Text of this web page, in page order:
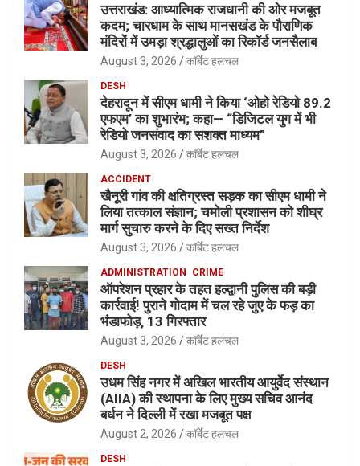
उत्तराखंड: आध्यात्मिक राजधानी की ओर मजबूत
कदम; चारधाम के साथ मानसखंड के पौराणिक
मंदिरों में उमड़ा श्रद्धालुओं का रिकॉर्ड जनसैलाब
August 3, 2026 कॉर्बेट हलचल
DESH
देहरादून में सीएम धामी ने किया ‘ओहो रेडियो 89.2
एफएम’ का शुभारंभ; कहा— “डिजिटल युग में भी
रेडियो जनसंवाद का सशक्त माध्यम”
August 3, 2026 कॉर्बेट हलचल
ACCIDENT
खैनूरी गांव की क्षतिग्रस्त सड़क का सीएम धामी ने
लिया तत्काल संज्ञान; चमोली प्रशासन को शीघ्र
मार्ग सुचारु करने के दिए सख्त निर्देश
August 3, 2026 कॉर्बेट हलचल
ADMINISTRATION CRIME
ऑपरेशन प्रहार के तहत हल्द्वानी पुलिस की बड़ी
कार्रवाई! पुराने गोदाम में चल रहे जुए के फड़ का
भंडाफोड़, 13 गिरफ्तार
August 3, 2026 कॉर्बेट हलचल
DESH
उधम सिंह नगर में अखिल भारतीय आयुर्वेद संस्थान
(AIIA) की स्थापना के लिए मुख्य सचिव आनंद
बर्धन ने दिल्ली में रखा मजबूत पक्ष
August 2, 2026 कॉर्बेट हलचल
DESH